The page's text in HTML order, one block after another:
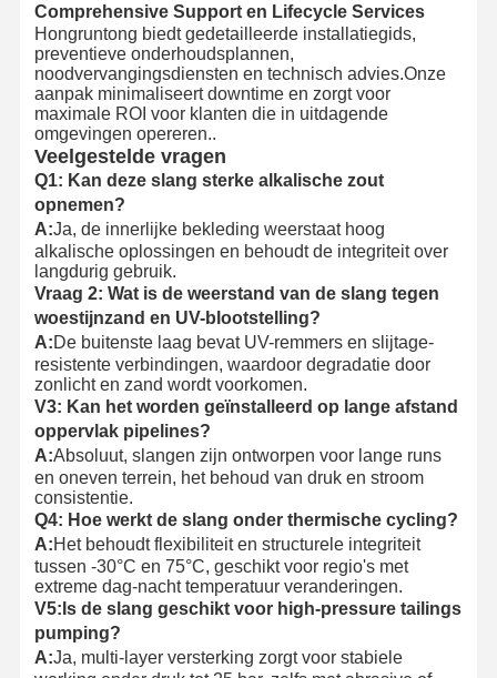
Comprehensive Support en Lifecycle Services
Hongruntong biedt gedetailleerde installatiegids,
preventieve onderhoudsplannen,
noodvervangingsdiensten en technisch advies.Onze
aanpak minimaliseert downtime en zorgt voor
maximale ROI voor klanten die in uitdagende
omgevingen opereren..
Veelgestelde vragen
Q1: Kan deze slang sterke alkalische zout
opnemen?
A:Ja, de innerlijke bekleding weerstaat hoog
alkalische oplossingen en behoudt de integriteit over
langdurig gebruik.
Vraag 2: Wat is de weerstand van de slang tegen
woestijnzand en UV-blootstelling?
A:De buitenste laag bevat UV-remmers en slijtage-
resistente verbindingen, waardoor degradatie door
zonlicht en zand wordt voorkomen.
V3: Kan het worden geïnstalleerd op lange afstand
oppervlak pipelines?
A:Absoluut, slangen zijn ontworpen voor lange runs
en oneven terrein, het behoud van druk en stroom
consistentie.
Q4: Hoe werkt de slang onder thermische cycling?
A:Het behoudt flexibiliteit en structurele integriteit
tussen -30°C en 75°C, geschikt voor regio's met
extreme dag-nacht temperatuur veranderingen.
V5: Is de slang geschikt voor high-pressure tailings
pumping?
A:Ja, multi-layer versterking zorgt voor stabiele